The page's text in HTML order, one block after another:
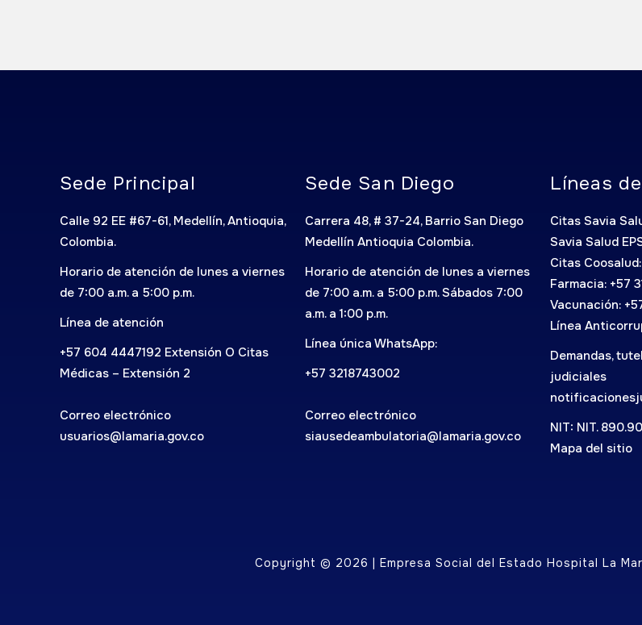
Sede Principal
Calle 92 EE #67-61, Medellín, Antioquia,
Colombia.
Horario de atención de lunes a viernes
de 7:00 a.m. a 5:00 p.m.
Línea de atención
+57 604 4447192 Extensión O Citas
Médicas – Extensión 2
Correo electrónico
usuarios@lamaria.gov.co
Sede San Diego
Carrera 48, # 37-24, Barrio San Diego
Medellín Antioquia Colombia.
Horario de atención de lunes a viernes
de 7:00 a.m. a 5:00 p.m. Sábados 7:00
a.m. a 1:00 p.m.
Línea única WhatsApp:
+57 3218743002
Correo electrónico
siausedeambulatoria@lamaria.gov.co
Líneas
Citas Savia
Savia Salud
Citas
Farmacia: +57
Vacunación:
Línea
Demandas,
judiciales
NIT: NIT.
Mapa del sitio
Copyright © 2026 | Empresa Social del Estado Hospital La